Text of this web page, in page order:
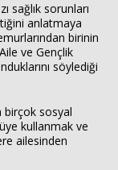
sağlık sorunları
anlatmaya
birinin
ve Gençlik
söylediği
birçok sosyal
kullanmak ve
ailesinden
Haberin Doğru Adresi.